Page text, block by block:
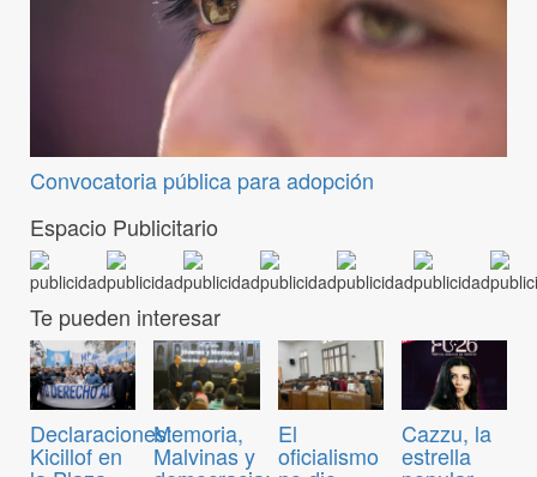
Convocatoria pública para adopción
Espacio Publicitario
Te pueden interesar
Declaraciones:
Kicillof en
Memoria,
Malvinas y
El
oficialismo
Cazzu, la
estrella